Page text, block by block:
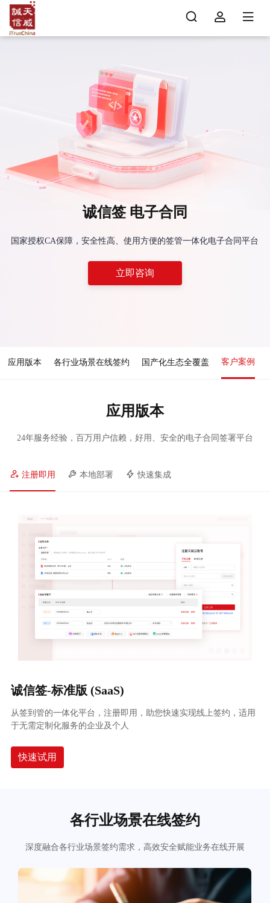
诚信签 电子合同
国家授权CA保障，安全性高、使用方便的签管一体化电子合同平台
立即咨询
应用版本 各行业场景在线签约 国产化生态全覆盖 客户案例
应用版本
24年服务经验，百万用户信赖，好用、安全的电子合同签署平台
注册即用 本地部署 快速集成
诚信签-标准版 (SaaS)
从签到管的一体化平台，注册即用，助您快速实现线上签约，适用
于无需定制化服务的企业及个人
快速试用
各行业场景在线签约
深度融合各行业场景签约需求，高效安全赋能业务在线开展